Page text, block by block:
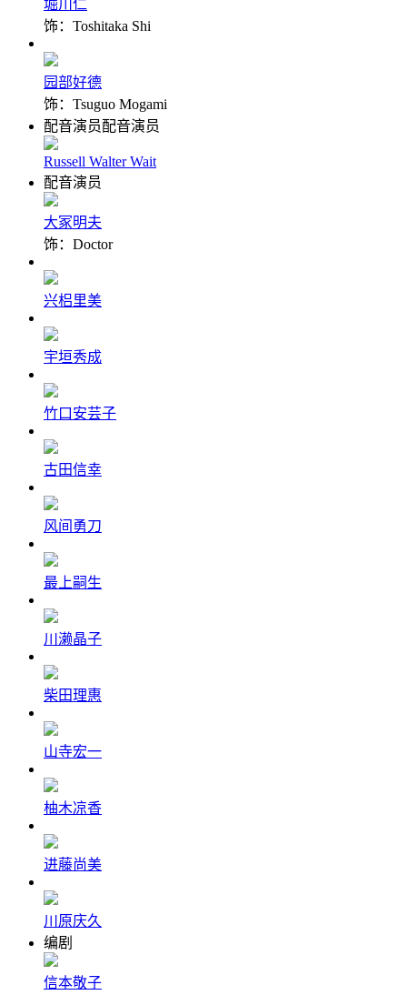
堀川仁
饰：Toshitaka Shi
园部好德
饰：Tsuguo Mogami
配音演员配音演员
Russell Walter Wait
配音演员
大冢明夫
饰：Doctor
兴梠里美
宇垣秀成
竹口安芸子
古田信幸
风间勇刀
最上嗣生
川濑晶子
柴田理惠
山寺宏一
柚木凉香
进藤尚美
川原庆久
编剧
信本敬子